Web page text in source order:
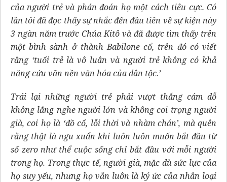
của người trẻ và phán đoán họ một cách tiêu cực. Có
lần tôi đã đọc thấy sự nhắc đến đầu tiên về sự kiện này
3 ngàn năm trước Chúa Kitô và đã được tìm thấy trên
một bình sành ở thành Babilone cổ, trên đó có viết
rằng ‘tuổi trẻ là vô luân và người trẻ không có khả
năng cứu vãn nền văn hóa của dân tộc.’
Trái lại những người trẻ phải vượt thắng cám dỗ
không lắng nghe người lớn và không coi trọng người
già, coi họ là ‘đồ cổ, lỗi thời và nhàm chán’, mà quên
rằng thật là ngu xuẩn khi luôn luôn muốn bắt đầu từ
số zero như thể cuộc sống chỉ bắt đầu với mỗi người
trong họ. Trong thực tế, người già, mặc dù sức lực của
họ suy yếu, nhưng họ vẫn luôn là ký ức của nhân loại